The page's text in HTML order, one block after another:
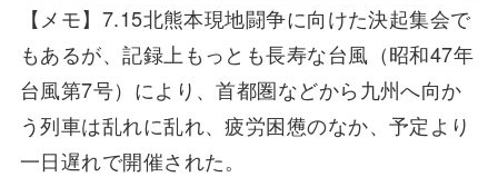
【メモ】7.15北熊本現地闘争に向けた決起集会で
もあるが、記録上もっとも長寿な台風（昭和47年
台風第7号）により、首都圏などから九州へ向か
う列車は乱れに乱れ、疲労困憊のなか、予定より
一日遅れで開催された。